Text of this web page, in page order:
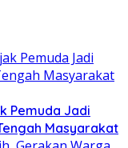
Pemuda Jadi
Masyarakat